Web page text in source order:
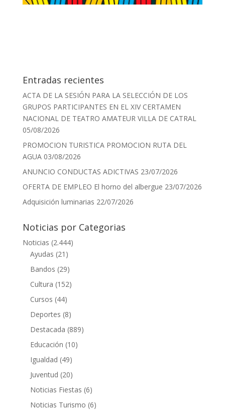
Entradas recientes
ACTA DE LA SESIÓN PARA LA SELECCIÓN DE LOS
GRUPOS PARTICIPANTES EN EL XIV CERTAMEN
NACIONAL DE TEATRO AMATEUR VILLA DE CATRAL
05/08/2026
PROMOCION TURISTICA PROMOCION RUTA DEL
AGUA 03/08/2026
ANUNCIO CONDUCTAS ADICTIVAS 23/07/2026
OFERTA DE EMPLEO El horno del albergue 23/07/2026
Adquisición luminarias 22/07/2026
Noticias por Categorias
Noticias (2.444)
Ayudas (21)
Bandos (29)
Cultura (152)
Cursos (44)
Deportes (8)
Destacada (889)
Educación (10)
Igualdad (49)
Juventud (20)
Noticias Fiestas (6)
Noticias Turismo (6)